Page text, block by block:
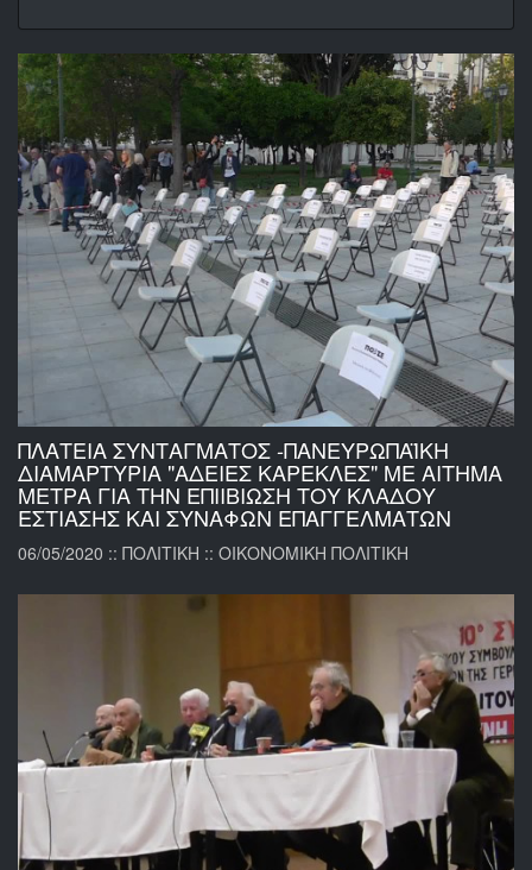
ΠΛΑΤΕΙΑ ΣΥΝΤΑΓΜΑΤΟΣ -ΠΑΝΕΥΡΩΠΑΪΚΗ
ΔΙΑΜΑΡΤΥΡΙΑ "ΑΔΕΙΕΣ ΚΑΡΕΚΛΕΣ" ΜΕ ΑΙΤΗΜΑ
ΜΕΤΡΑ ΓΙΑ ΤΗΝ ΕΠΙΙΒΙΩΣΗ ΤΟΥ ΚΛΑΔΟΥ
ΕΣΤΙΑΣΗΣ ΚΑΙ ΣΥΝΑΦΩΝ ΕΠΑΓΓΕΛΜΑΤΩΝ
06/05/2020 :: ΠΟΛΙΤΙΚΗ :: ΟΙΚΟΝΟΜΙΚΗ ΠΟΛΙΤΙΚΗ